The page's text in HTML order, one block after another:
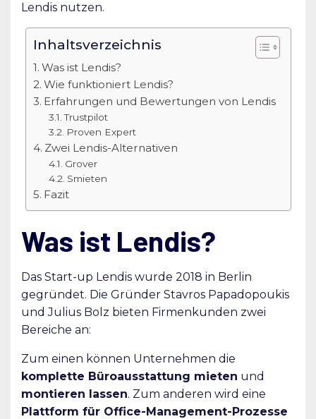
Lendis nutzen.
Inhaltsverzeichnis
Was ist Lendis?
Wie funktioniert Lendis?
Erfahrungen und Bewertungen von Lendis
Trustpilot
Proven Expert
Zwei Lendis-Alternativen
Grover
Smieten
Fazit
Was ist Lendis?
Das Start-up Lendis wurde 2018 in Berlin
gegründet. Die Gründer Stavros Papadopoukis
und Julius Bolz bieten Firmenkunden zwei
Bereiche an:
Zum einen können Unternehmen die
komplette Büroausstattung mieten und
montieren lassen. Zum anderen wird eine
Plattform für Office-Management-Prozesse